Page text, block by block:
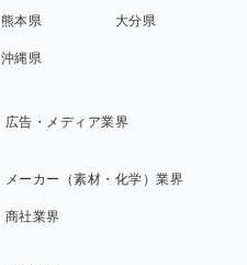
熊本県 大分県
沖縄県
広告・メディア業界
メーカー（素材・化学）業界
商社業界